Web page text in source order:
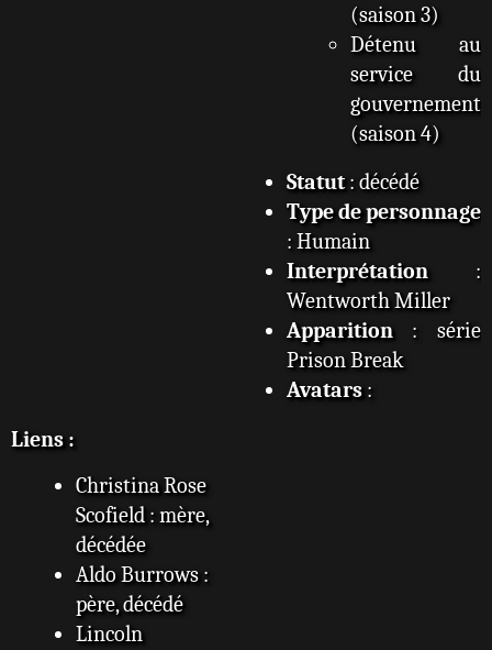
(saison 3)
Détenu au
service du
gouvernement
(saison 4)
Statut: décédé
Type de personnage
: Humain
Interprétation:
Wentworth Miller
Apparition: série
Prison Break
Avatars:
Liens :
Christina Rose
Scofield : mère,
décédée
Aldo Burrows :
père, décédé
Lincoln